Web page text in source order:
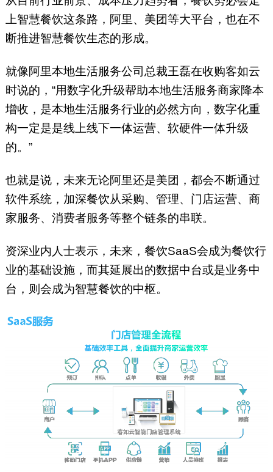
上智慧餐饮这条路，阿里、美团等大平台，也在不
断推进智慧餐饮生态的形成。
就像阿里本地生活服务公司总裁王磊在收购客如云
时说的，“用数字化升级帮助本地生活服务商家降本
增收，是本地生活服务行业的必然方向，数字化重
构一定是是线上线下一体运营、软硬件一体升级
的。”
也就是说，未来无论阿里还是美团，都会不断通过
软件系统，加深餐饮从采购、管理、门店运营、商
家服务、消费者服务等整个链条的串联。
资深业内人士表示，未来，餐饮SaaS会成为餐饮行
业的基础设施，而其延展出的数据中台或是业务中
台，则会成为智慧餐饮的中枢。